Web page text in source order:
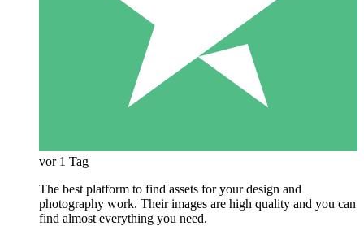
vor 1 Tag
The best platform to find assets for your design and
photography work. Their images are high quality and you can
find almost everything you need.